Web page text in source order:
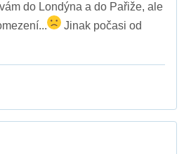
do Londýna a do Pařiže, ale
Jinak počasi od